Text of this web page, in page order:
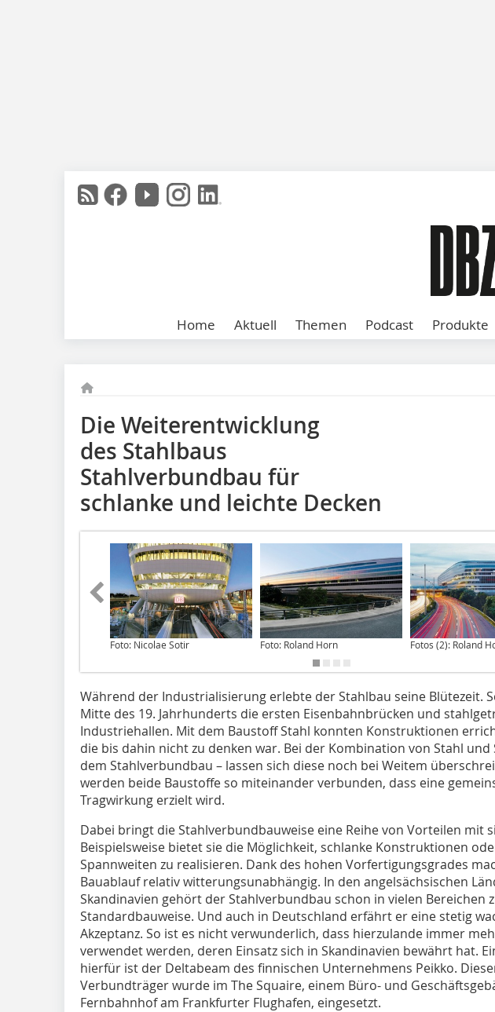
Home Aktuell Themen Podcast Produkte
Die Weiterentwicklung
des Stahlbaus
Stahlverbundbau für
schlanke und leichte Decken
Foto: Nicolae Sotir Foto: Roland Horn Fotos (2): Roland
Während der Industrialisierung erlebte der Stahlbau seine Blütezeit.
Mitte des 19. Jahrhunderts die ersten Eisenbahnbrücken und
Industriehallen. Mit dem Baustoff Stahl konnten Konstruktionen
die bis dahin nicht zu denken war. Bei der Kombination von Stahl und
dem Stahlverbundbau – lassen sich diese noch bei Weitem
werden beide Baustoffe so miteinander verbunden, dass eine
Tragwirkung erzielt wird.
Dabei bringt die Stahlverbundbauweise eine Reihe von Vorteilen mit
Beispielsweise bietet sie die Möglichkeit, schlanke Konstruktionen
Spannweiten zu realisieren. Dank des hohen Vorfertigungsgrades
Bauablauf relativ witterungs­unabhängig. In den angelsächsischen
Skandinavien gehört der Stahlverbundbau schon in vielen Bereichen
Standardbauweise. Und auch in Deutschland erfährt er eine stetig
Akzeptanz. So ist es nicht verwunderlich, dass hierzulande immer
verwendet werden, deren Einsatz sich in Skandinavien bewährt hat.
hierfür ist der Deltabeam des finnischen Unternehmens Peikko.
Verbundträger wurde im The Squaire, einem Büro- und
Fernbahnhof am Frankfurter Flughafen, eingesetzt.